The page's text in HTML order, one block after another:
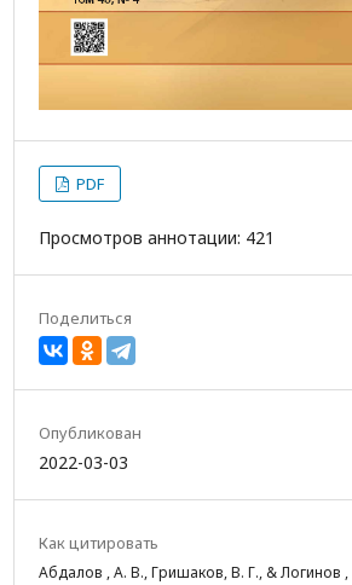
PDF
Просмотров аннотации: 421
Поделиться
Опубликован
2022-03-03
Как цитировать
Абдалов , А. В., Гришаков, В. Г., & Логинов ,